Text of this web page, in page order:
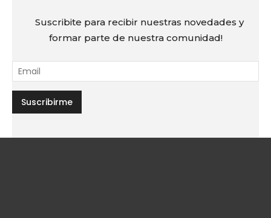
Suscribite para recibir nuestras novedades y
formar parte de nuestra comunidad!